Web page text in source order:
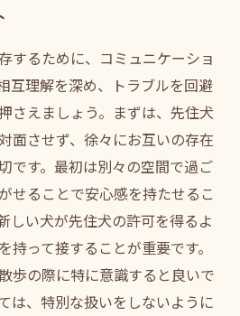
するために、コミュニケーショ
互理解を深め、トラブルを回避
さえましょう。まずは、先住犬
面させず、徐々にお互いの存在
です。最初は別々の空間で過ご
せることで安心感を持たせるこ
しい犬が先住犬の許可を得るよ
持って接することが重要です。
歩の際に特に意識すると良いで
は、特別な扱いをしないように